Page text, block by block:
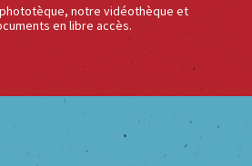
notre vidéothèque et
en libre accès.